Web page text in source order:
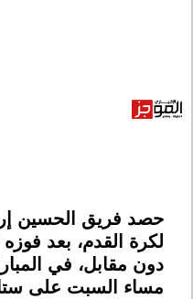
حصد فريق الحسين
لكرة القدم، بعد
دون مقابل، في
مساء السبت على